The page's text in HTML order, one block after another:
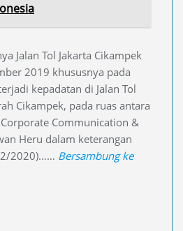
Jalan Tol Jakarta Cikampek
2019 khususnya pada
kepadatan di Jalan Tol
Cikampek, pada ruas antara
Communication &
Heru dalam keterangan
2020)…… Bersambung ke